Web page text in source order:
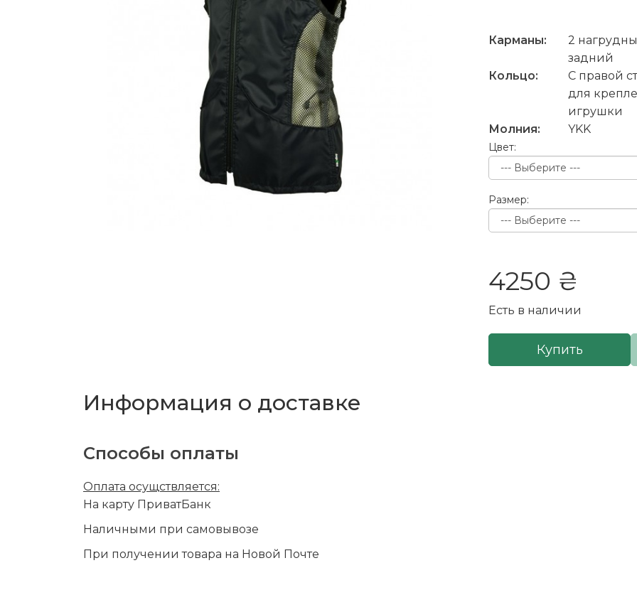
Карманы:
2
задний
Кольцо:
С правой
для
игрушки
Молния:
YKK
Цвет:
Размер:
4250 ₴
Есть в наличии
Купить
Информация о доставке
Способы оплаты
Оплата осущствляется:
На карту ПриватБанк
Наличными при самовывозе
При получении товара на Новой Почте